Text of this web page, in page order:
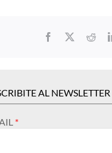
Facebook
AL NEWSLETTER